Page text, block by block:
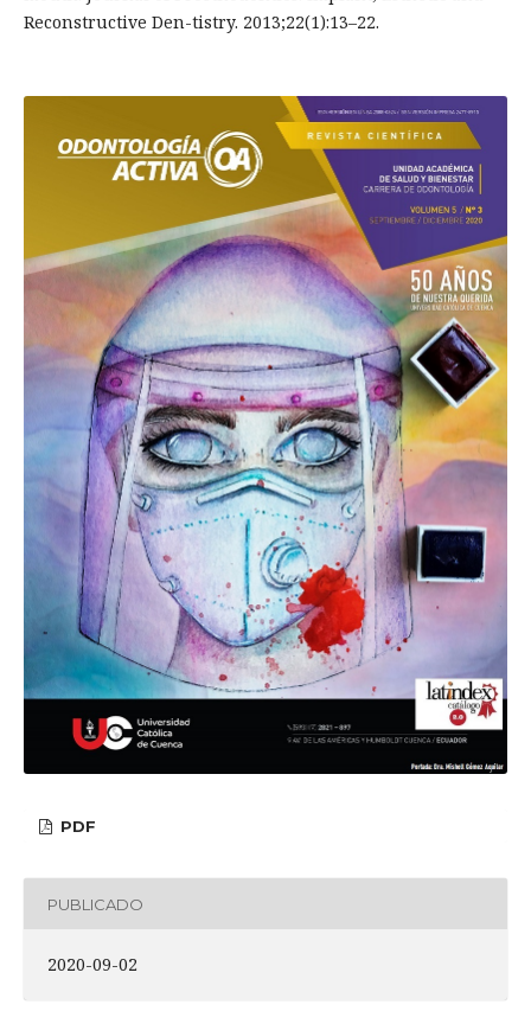
Reconstructive Den-tistry. 2013;22(1):13–22.
PDF
PUBLICADO
2020-09-02